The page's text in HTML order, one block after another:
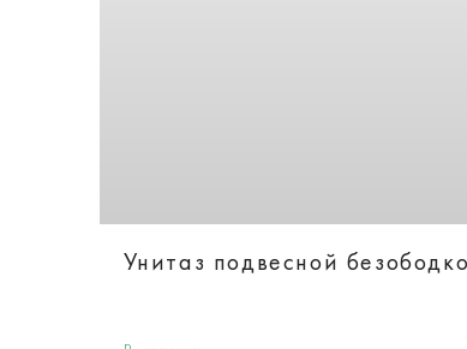
Унитаз подвесной